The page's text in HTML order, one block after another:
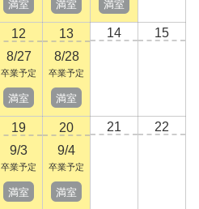
満室 満室 満室
12
8/27
卒業予定
満室
13
8/28
卒業予定
満室
14 15
19
9/3
卒業予定
満室
20
9/4
卒業予定
満室
21 22